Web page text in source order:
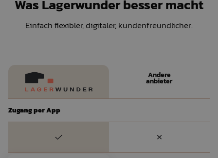
Was Lagerwunder besser macht
Einfach flexibler, digitaler, kundenfreundlicher.
Andere
anbieter
Zugang per App